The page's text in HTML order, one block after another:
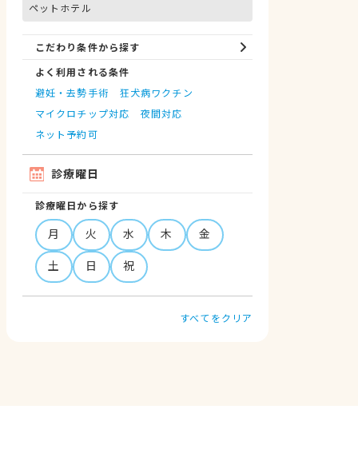
ペットホテル
こだわり条件から探す
よく利用される条件
避妊・去勢手術
狂犬病ワクチン
マイクロチップ対応
夜間対応
ネット予約可
診療曜日
診療曜日から探す
月 火 水 木
金
土
日 祝
すべてをクリア